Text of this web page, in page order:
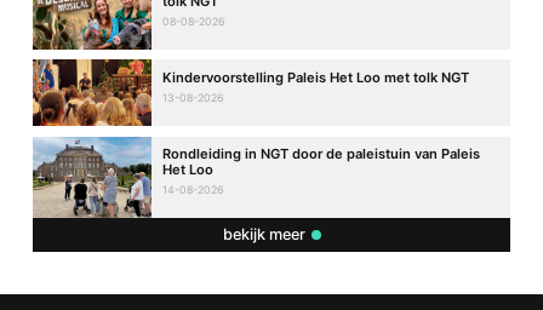
08-08-2026
Kindervoorstelling Paleis Het Loo met tolk NGT
13-08-2026
Rondleiding in NGT door de paleistuin van Paleis
Het Loo
14-08-2026
bekijk meer